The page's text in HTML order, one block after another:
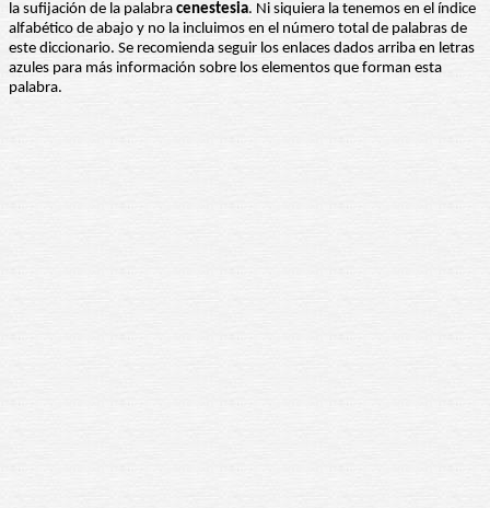
la sufijación de la palabra cenestesia. Ni siquiera la tenemos en el índice
alfabético de abajo y no la incluimos en el número total de palabras de
este diccionario. Se recomienda seguir los enlaces dados arriba en letras
azules para más información sobre los elementos que forman esta
palabra.